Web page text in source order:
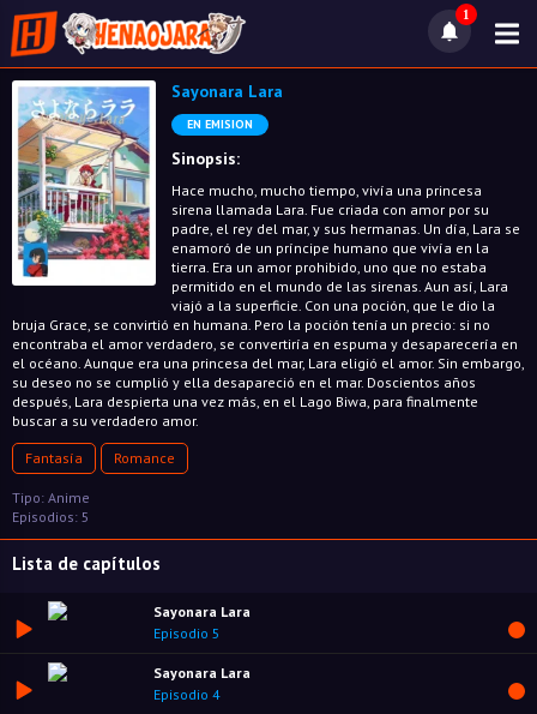
1
Sayonara Lara
EN EMISION
Sinopsis:
Hace mucho, mucho tiempo, vivía una princesa
sirena llamada Lara. Fue criada con amor por su
padre, el rey del mar, y sus hermanas. Un día, Lara se
enamoró de un príncipe humano que vivía en la
tierra. Era un amor prohibido, uno que no estaba
permitido en el mundo de las sirenas. Aun así, Lara
viajó a la superficie. Con una poción, que le dio la
bruja Grace, se convirtió en humana. Pero la poción tenía un precio: si no
encontraba el amor verdadero, se convertiría en espuma y desaparecería en
el océano. Aunque era una princesa del mar, Lara eligió el amor. Sin embargo,
su deseo no se cumplió y ella desapareció en el mar. Doscientos años
después, Lara despierta una vez más, en el Lago Biwa, para finalmente
buscar a su verdadero amor.
Fantasía Romance
Tipo: Anime
Episodios: 5
Lista de capítulos
Sayonara Lara
Episodio 5
Sayonara Lara
Episodio 4